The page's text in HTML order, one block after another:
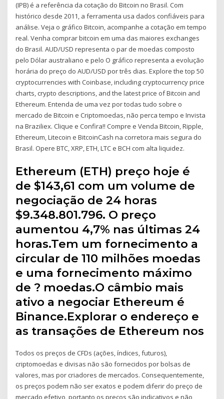
(IPB) é a referência da cotação do Bitcoin no Brasil. Com
histórico desde 2011, a ferramenta usa dados confiáveis para
análise. Veja o gráfico Bitcoin, acompanhe a cotação em tempo
real. Venha comprar bitcoin em uma das maiores exchanges
do Brasil. AUD/USD representa o par de moedas composto
pelo Dólar australiano e pelo O gráfico representa a evolução
horária do preço do AUD/USD por três dias. Explore the top 50
cryptocurrencies with Coinbase, including cryptocurrency price
charts, crypto descriptions, and the latest price of Bitcoin and
Ethereum. Entenda de uma vez por todas tudo sobre o
mercado de Bitcoin e Criptomoedas, não perca tempo e Invista
na Braziliex. Clique e Confira!! Compre e Venda Bitcoin, Ripple,
Ethereum, Litecoin e BitcoinCash na corretora mais segura do
Brasil. Opere BTC, XRP, ETH, LTC e BCH com alta liquidez.
Ethereum (ETH) preço hoje é
de $143,61 com um volume de
negociação de 24 horas
$9.348.801.796. O preço
aumentou 4,7% nas últimas 24
horas.Tem um fornecimento a
circular de 110 milhões moedas
e uma fornecimento máximo
de ? moedas.O câmbio mais
ativo a negociar Ethereum é
Binance.Explorar o endereço e
as transações de Ethereum nos
Todos os preços de CFDs (ações, índices, futuros),
criptomoedas e divisas não são fornecidos por bolsas de
valores, mas por criadores de mercados. Consequentemente,
os preços podem não ser exatos e podem diferir do preço de
mercado efetivo, portanto os preços são indicativos e não